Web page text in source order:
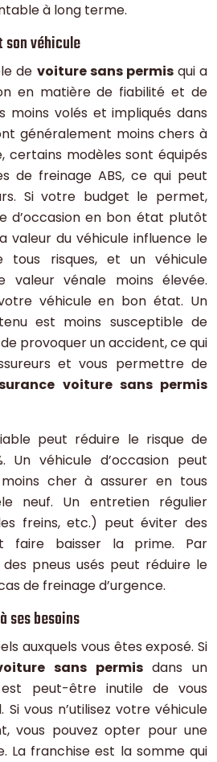
à long terme.
véhicule
de voiture sans permis qui a
en matière de fiabilité et de
moins volés et impliqués dans
généralement moins chers à
certains modèles sont équipés
de freinage ABS, ce qui peut
Si votre budget le permet,
d’occasion en bon état plutôt
valeur du véhicule influence le
tous risques, et un véhicule
valeur vénale moins élevée.
véhicule en bon état. Un
est moins susceptible de
provoquer un accident, ce qui
et vous permettre de
voiture sans permis
peut réduire le risque de
Un véhicule d’occasion peut
moins cher à assurer en tous
neuf. Un entretien régulier
freins, etc.) peut éviter des
faire baisser la prime. Par
pneus usés peut réduire le
de freinage d’urgence.
ses besoins
auxquels vous êtes exposé. Si
sans permis dans un
peut-être inutile de vous
vous n’utilisez votre véhicule
vous pouvez opter pour une
La franchise est la somme qui